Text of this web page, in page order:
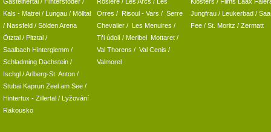
Kals - Matrei / Lungau / Mölltal
/ Nassfeld / Sölden Arena
Ötztal / Pitztal /
Saalbach Hinterglemm /
Schladming Dachstein /
Ischgl /Arlberg-St. Anton /
Stubai Kaprun Zeel am See /
Hintertux - Zillertal / Lyžování
Rakousko
Orres / Risoul - Vars / Serre
Chevalier / Les Menuires /
Tři údolí / Meribel Mottaret /
Val Thorens / Val Cenis /
Valmorel
Jungfrau / Leukerbad /
Fee / St. Moritz / Zermatt